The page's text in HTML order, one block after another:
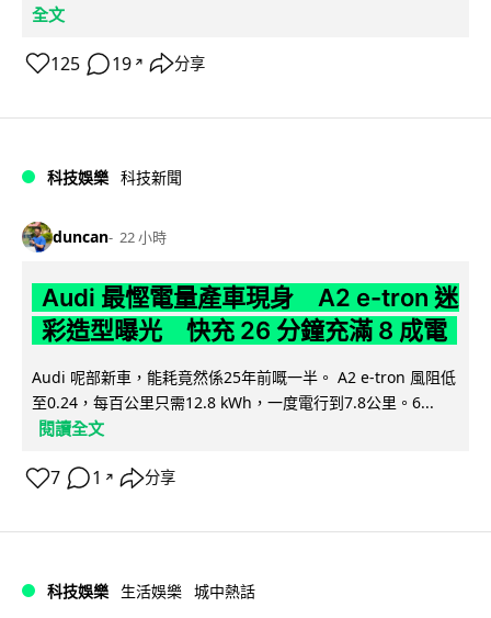
全文
125 19 ↗ 分享
科技娛樂 科技新聞
duncan 22 小時
Audi 最慳電量產車現身 A2 e-tron 迷
彩造型曝光 快充 26 分鐘充滿 8 成電
Audi 呢部新車，能耗竟然係25年前嘅一半。 A2 e-tron 風阻低
至0.24，每百公里只需12.8 kWh，一度電行到7.8公里。6...
閱讀全文
7 1 ↗ 分享
科技娛樂 生活娛樂 城中熱話